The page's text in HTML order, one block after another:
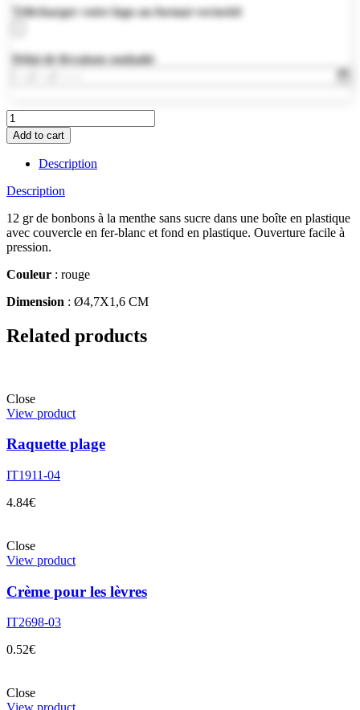
Télécharger votre logo au format vectoriel
Délai de livraison souhaité
MO7232-
05
quantity
Add to cart
Description
Description
12 gr de bonbons à la menthe sans sucre dans une boîte en plastique
avec couvercle en fer-blanc et fond en plastique. Ouverture facile à
pression.
Couleur : rouge
Dimension : Ø4,7X1,6 CM
Related products
Close
View product
Raquette plage
IT1911-04
4.84€
Close
View product
Crème pour les lèvres
IT2698-03
0.52€
Close